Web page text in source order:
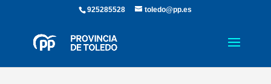
925285528 toledo@pp.es